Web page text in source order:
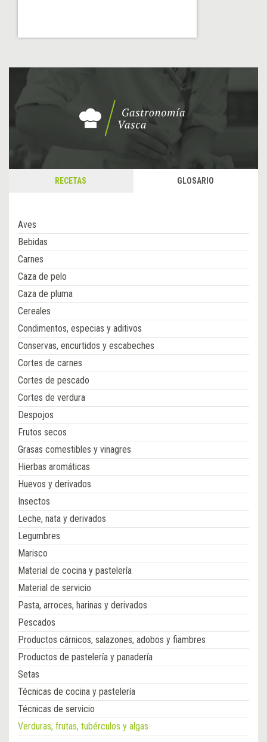
RECETAS GLOSARIO
Aves
Bebidas
Carnes
Caza de pelo
Caza de pluma
Cereales
Condimentos, especias y aditivos
Conservas, encurtidos y escabeches
Cortes de carnes
Cortes de pescado
Cortes de verdura
Despojos
Frutos secos
Grasas comestibles y vinagres
Hierbas aromáticas
Huevos y derivados
Insectos
Leche, nata y derivados
Legumbres
Marisco
Material de cocina y pastelería
Material de servicio
Pasta, arroces, harinas y derivados
Pescados
Productos cárnicos, salazones, adobos y fiambres
Productos de pastelería y panadería
Setas
Técnicas de cocina y pastelería
Técnicas de servicio
Verduras, frutas, tubérculos y algas